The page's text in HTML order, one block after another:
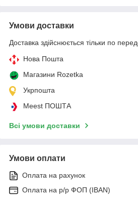
Умови доставки
Доставка здійснюється тільки по
Нова Пошта
Магазини Rozetka
Укрпошта
Meest ПОШТА
Всі умови доставки
Умови оплати
Оплата на рахунок
Оплата на р/р ФОП (IBAN)